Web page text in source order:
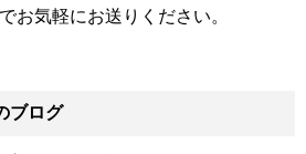
お気軽にお送りください。
ブログ